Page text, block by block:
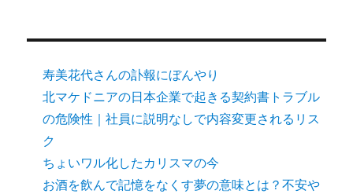
寿美花代さんの訃報にぼんやり
北マケドニアの日本企業で起きる契約書トラブル
の危険性｜社員に説明なしで内容変更されるリス
ク
ちょいワル化したカリスマの今
お酒を飲んで記憶をなくす夢の意味とは？不安や